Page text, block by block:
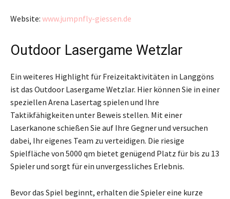
Website: www.jumpnfly-giessen.de
Outdoor Lasergame Wetzlar
Ein weiteres Highlight für Freizeitaktivitäten in Langgöns
ist das Outdoor Lasergame Wetzlar. Hier können Sie in einer
speziellen Arena Lasertag spielen und Ihre
Taktikfähigkeiten unter Beweis stellen. Mit einer
Laserkanone schießen Sie auf Ihre Gegner und versuchen
dabei, Ihr eigenes Team zu verteidigen. Die riesige
Spielfläche von 5000 qm bietet genügend Platz für bis zu 13
Spieler und sorgt für ein unvergessliches Erlebnis.
Bevor das Spiel beginnt, erhalten die Spieler eine kurze